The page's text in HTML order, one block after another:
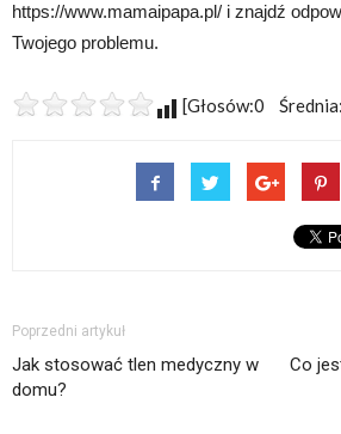
https://www.mamaipapa.pl/ i znajdź
Twojego problemu.
[Głosów:0
Poprzedni artykuł
Jak stosować tlen medyczny w
domu?
Co